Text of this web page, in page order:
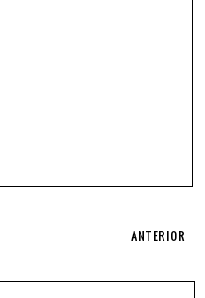
ANTERIOR